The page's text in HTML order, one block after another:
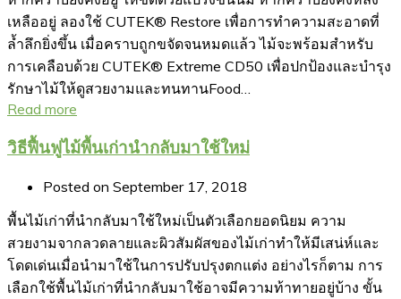
เหลืออยู่ ลองใช้ CUTEK® Restore เพื่อการทำความสะอาดที่
ล้ำลึกยิ่งขึ้น เมื่อคราบถูกขจัดจนหมดแล้ว ไม้จะพร้อมสำหรับ
การเคลือบด้วย CUTEK® Extreme CD50 เพื่อปกป้องและบำรุง
รักษาไม้ให้ดูสวยงามและทนทานFood…
Read more
วิธีฟื้นฟูไม้พื้นเก่านำกลับมาใช้ใหม่
Posted on September 17, 2018
พื้นไม้เก่าที่นำกลับมาใช้ใหม่เป็นตัวเลือกยอดนิยม ความ
สวยงามจากลวดลายและผิวสัมผัสของไม้เก่าทำให้มีเสน่ห์และ
โดดเด่นเมื่อนำมาใช้ในการปรับปรุงตกแต่ง อย่างไรก็ตาม การ
เลือกใช้พื้นไม้เก่าที่นำกลับมาใช้อาจมีความท้าทายอยู่บ้าง ขั้น